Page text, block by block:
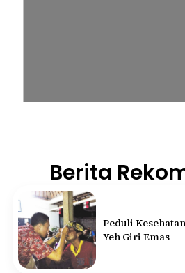
Berita
Peduli
Yeh Giri Emas